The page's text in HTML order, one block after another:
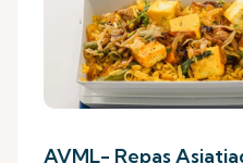
AVML- Repas